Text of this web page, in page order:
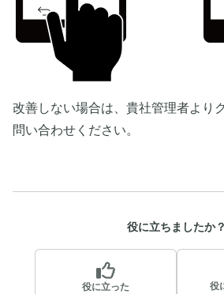
改善しない場合は、貴社管理者より
問い合わせください。
役に立ちましたか？
役に立った 役